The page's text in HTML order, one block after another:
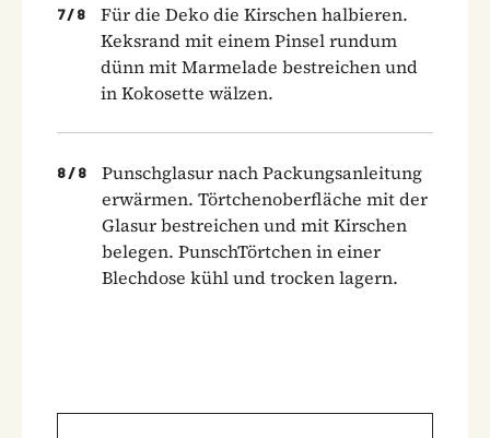
7/ 8
Für die Deko die Kirschen halbieren.
Keksrand mit einem Pinsel rundum
dünn mit Marmelade bestreichen und
in Kokosette wälzen.
8 / 8
Punschglasur nach Packungsanleitung
erwärmen. Törtchenoberfläche mit der
Glasur bestreichen und mit Kirschen
belegen. Punsch­Törtchen in einer
Blechdose kühl und trocken lagern.